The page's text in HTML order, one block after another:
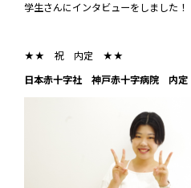
学生さんにインタビューをしました！
★★ 祝 内定 ★★
日本赤十字社 神戸赤十字病院 内定